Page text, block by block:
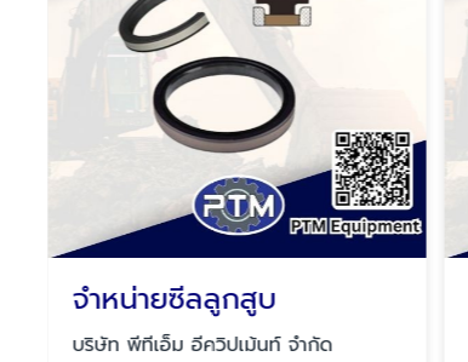
จำหน่ายซีลลูกสูบ
บริษัท พีทีเอ็ม อีควิปเม้นท์ จำกัด